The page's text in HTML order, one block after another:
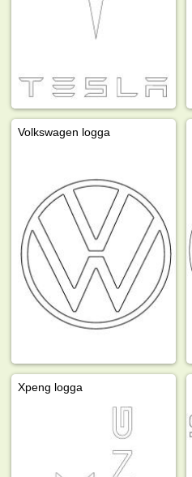
Volkswagen logga
Xpeng logga